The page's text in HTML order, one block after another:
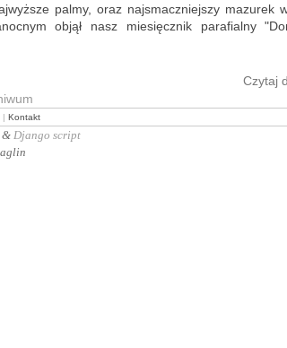
palmy, oraz naj­smacz­niej­szy ma­zu­rek
objął nasz mie­sięcz­nik pa­ra­fial­ny
Czy­taj
| Kontakt
& Django script